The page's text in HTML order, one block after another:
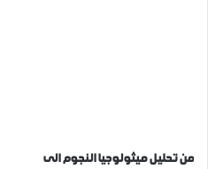
من تحليل ميثولوجيا النجوم الى